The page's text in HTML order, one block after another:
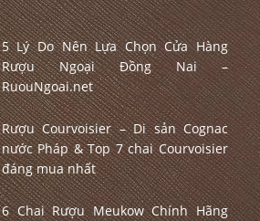
5 Lý Do Nên Lựa Chọn Cửa Hàng
Rượu Ngoại Đồng Nai –
RuouNgoai.net
Rượu Courvoisier – Di sản Cognac
nước Pháp & Top 7 chai Courvoisier
đáng mua nhất
6 Chai Rượu Meukow Chính Hãng